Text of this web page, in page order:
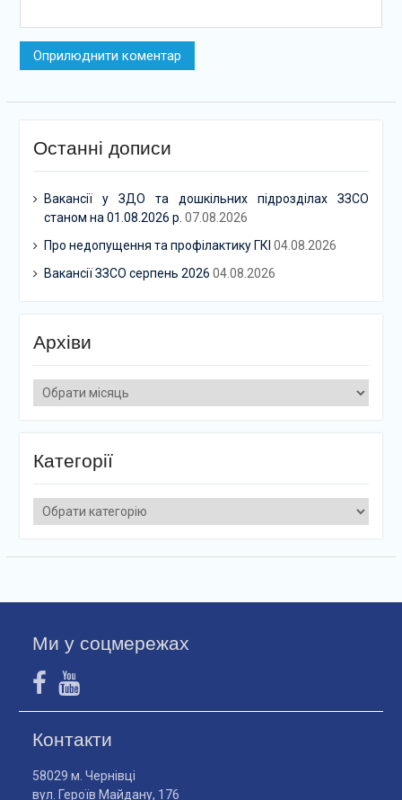
Останні дописи
Вакансії у ЗДО та дошкільних підрозділах ЗЗСО
станом на 01.08.2026 р. 07.08.2026
Про недопущення та профілактику ГКІ 04.08.2026
Вакансії ЗЗСО серпень 2026 04.08.2026
Архіви
Архіви
Категорії
Категорії
Ми у соцмережах
Контакти
58029 м. Чернівці
вул. Героїв Майдану, 176